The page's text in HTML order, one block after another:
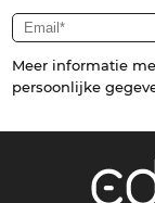
Meer informatie
persoonlijke